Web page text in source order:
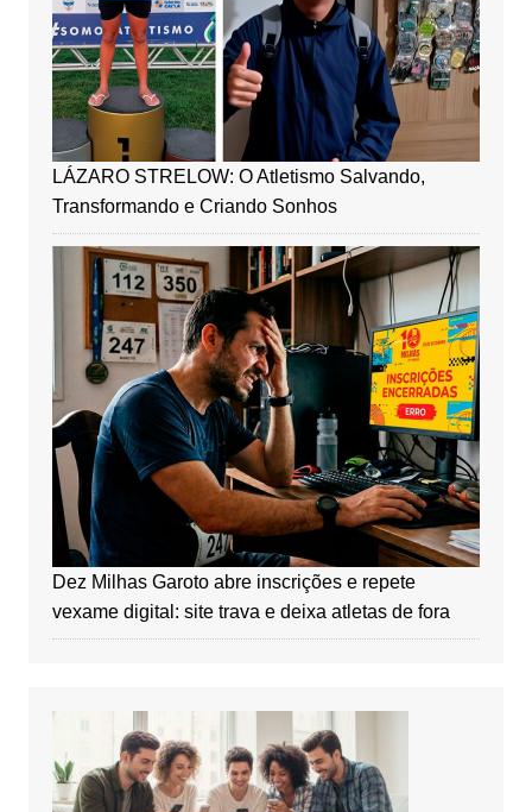
LÁZARO STRELOW: O Atletismo Salvando,
Transformando e Criando Sonhos
Dez Milhas Garoto abre inscrições e repete
vexame digital: site trava e deixa atletas de fora